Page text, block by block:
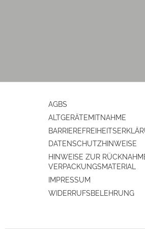
Gewicht (kg)
Gehäusekonstruktion
Konstruktionsmerkmale
Antriebsart
AGBS
ALTGERÄTEMITNAHME
DATENSCHUTZHINWEISE
HINWEISE ZUR
VERPACKUNGSMATERIAL
IMPRESSUM
WIDERRUFSBELEHRUNG